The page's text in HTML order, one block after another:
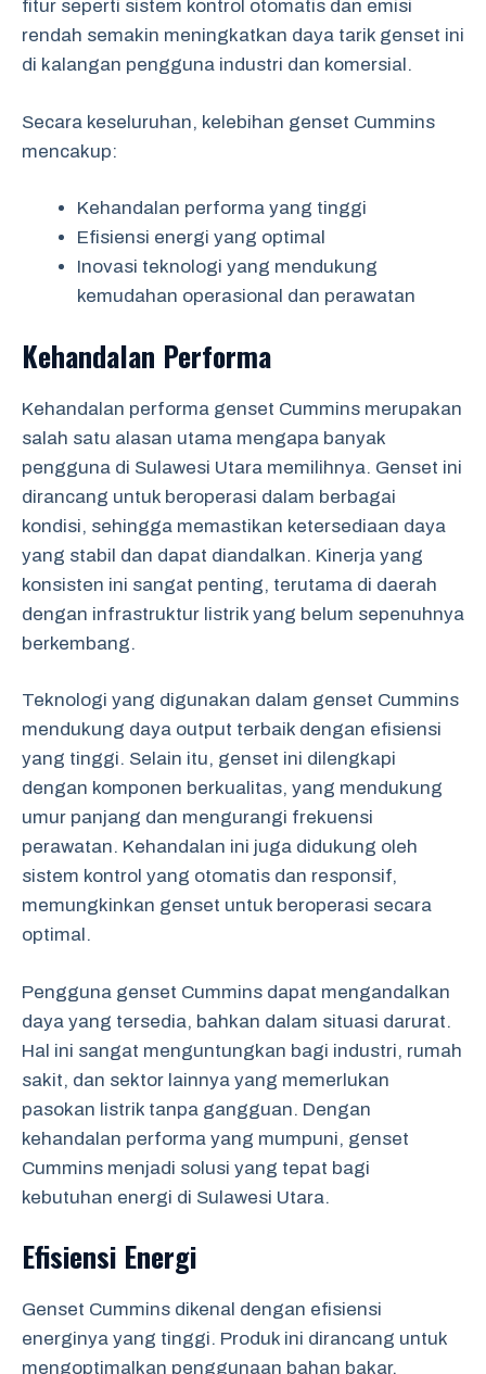
fitur seperti sistem kontrol otomatis dan emisi
rendah semakin meningkatkan daya tarik genset ini
di kalangan pengguna industri dan komersial.
Secara keseluruhan, kelebihan genset Cummins
mencakup:
Kehandalan performa yang tinggi
Efisiensi energi yang optimal
Inovasi teknologi yang mendukung
kemudahan operasional dan perawatan
Kehandalan Performa
Kehandalan performa genset Cummins merupakan
salah satu alasan utama mengapa banyak
pengguna di Sulawesi Utara memilihnya. Genset ini
dirancang untuk beroperasi dalam berbagai
kondisi, sehingga memastikan ketersediaan daya
yang stabil dan dapat diandalkan. Kinerja yang
konsisten ini sangat penting, terutama di daerah
dengan infrastruktur listrik yang belum sepenuhnya
berkembang.
Teknologi yang digunakan dalam genset Cummins
mendukung daya output terbaik dengan efisiensi
yang tinggi. Selain itu, genset ini dilengkapi
dengan komponen berkualitas, yang mendukung
umur panjang dan mengurangi frekuensi
perawatan. Kehandalan ini juga didukung oleh
sistem kontrol yang otomatis dan responsif,
memungkinkan genset untuk beroperasi secara
optimal.
Pengguna genset Cummins dapat mengandalkan
daya yang tersedia, bahkan dalam situasi darurat.
Hal ini sangat menguntungkan bagi industri, rumah
sakit, dan sektor lainnya yang memerlukan
pasokan listrik tanpa gangguan. Dengan
kehandalan performa yang mumpuni, genset
Cummins menjadi solusi yang tepat bagi
kebutuhan energi di Sulawesi Utara.
Efisiensi Energi
Genset Cummins dikenal dengan efisiensi
energinya yang tinggi. Produk ini dirancang untuk
mengoptimalkan penggunaan bahan bakar,